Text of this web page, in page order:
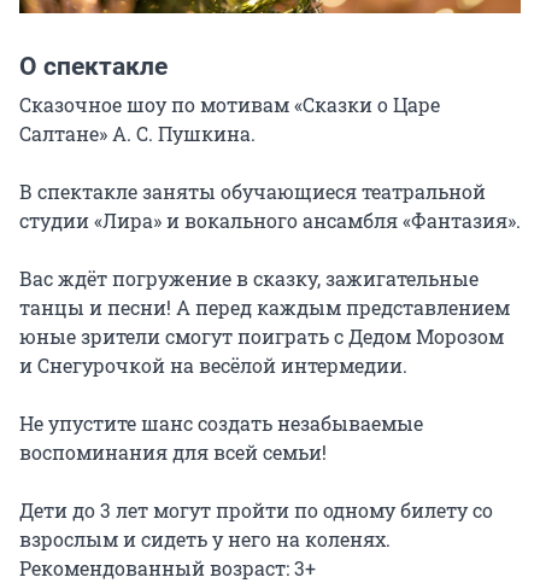
О спектакле
Сказочное шоу по мотивам «Сказки о Царе
Салтане» А. С. Пушкина.
В спектакле заняты обучающиеся театральной
студии «Лира» и вокального ансамбля «Фантазия».
Вас ждёт погружение в сказку, зажигательные
танцы и песни! А перед каждым представлением
юные зрители смогут поиграть с Дедом Морозом
и Снегурочкой на весёлой интермедии.
Не упустите шанс создать незабываемые
воспоминания для всей семьи!
Дети до 3 лет могут пройти по одному билету со
взрослым и сидеть у него на коленях.
Рекомендованный возраст: 3+